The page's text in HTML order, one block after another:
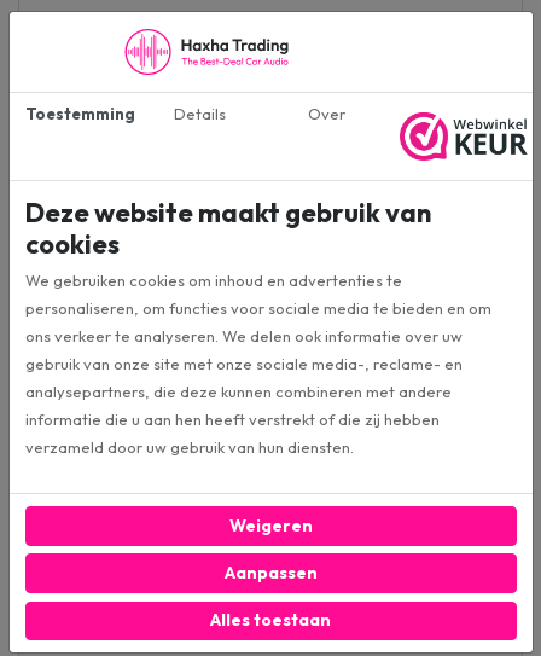
Artikelnummer
Merk: JBL
Conditie:
Formaat: 10cm
Soort speaker:
MAX vermogen: 160W
Gevoeligheid: 88dB
Toestemming Details Over
Deze website maakt gebruik van
cookies
We gebruiken cookies om inhoud en advertenties te
personaliseren, om functies voor sociale media te bieden en om
ons verkeer te analyseren. We delen ook informatie over uw
gebruik van onze site met onze sociale media-, reclame- en
analysepartners, die deze kunnen combineren met andere
informatie die u aan hen heeft verstrekt of die zij hebben
verzameld door uw gebruik van hun diensten.
Weigeren
Aanpassen
Alles toestaan